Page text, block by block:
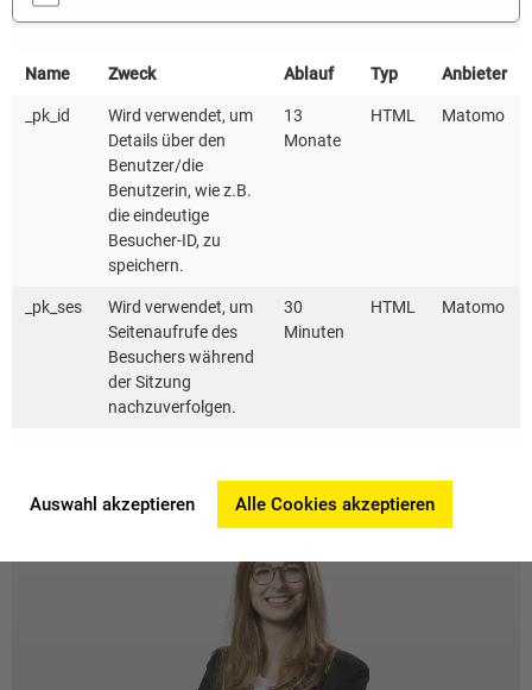
Schwerpunkt
E-Mail:
tamara.fischer@kea-
Telefon: 0711
489825-53
Mobil: 0173 5239915
E-Mail:
bw.de
Telefon: 0711
489825-49
E-
Name Zweck Ablauf Typ Anbieter
_pk_id
Wird verwendet, um
Details über den
Benutzer/die
Benutzerin, wie z.B.
die eindeutige
Besucher-ID, zu
speichern.
13
Monate
HTML Matomo
_pk_ses
Wird verwendet, um
Seitenaufrufe des
Besuchers während
der Sitzung
nachzuverfolgen.
30
Minuten
HTML Matomo
Auswahl akzeptieren Alle Cookies akzeptieren